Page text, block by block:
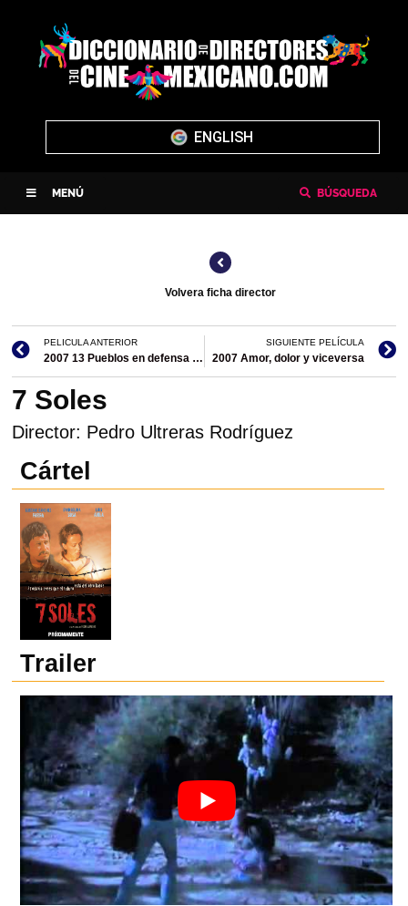
ENGLISH
MENÚ BÚSQUEDA
Volvera ficha director
PELICULA ANTERIOR
2007 13 Pueblos en defensa del agua, el aire y la tierra/documental
SIGUIENTE PELÍCULA
2007 Amor, dolor y viceversa
7 Soles
Director: Pedro Ultreras Rodríguez
Cártel
Trailer